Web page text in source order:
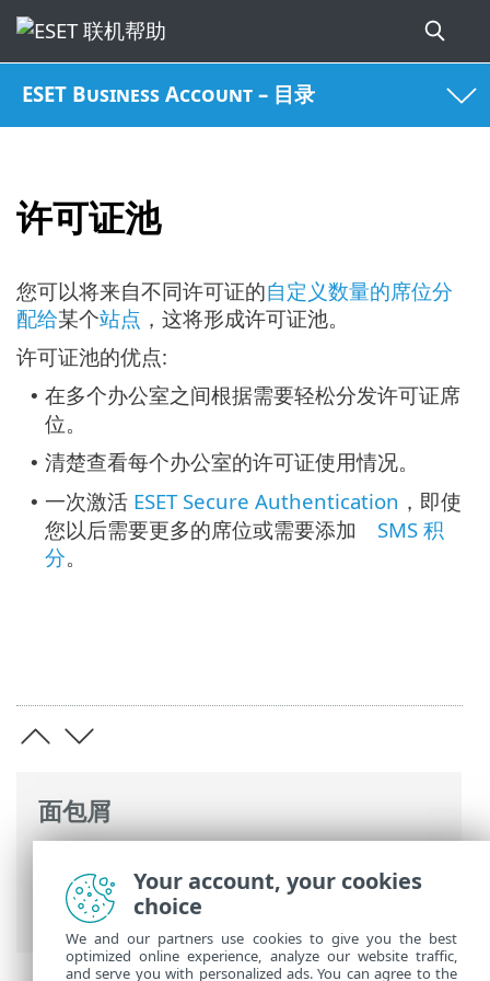
ESET Business Account – 目录
许可证池
面包屑
使用 ESET Business Account>站点> 许可
证池
您可以将来自不同许可证的自定义数量的席位分
配给某个站点 ，这将形成许可证池。
许可证池的优点:
• 在多个办公室之间根据需要轻松分发许可证席
位。
• 清楚查看每个办公室的许可证使用情况。
• 一次激活 ESET Secure Authentication ，即使
您以后需要更多的席位或需要添加 SMS 积
分。
Your account, your cookies
choice
We and our partners use cookies to give you the best
optimized online experience, analyze our website traffic,
and serve you with personalized ads. You can agree to the